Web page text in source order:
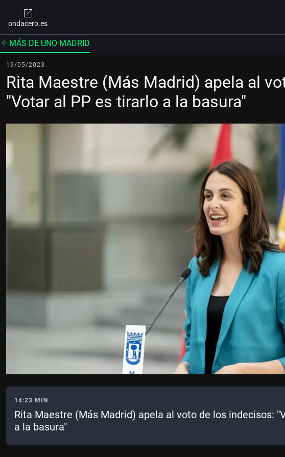
ondacero.es
MÁS DE UNO MADRID
19/05/2023
Rita Maestre (Más Madrid) apela al
"Votar al PP es tirarlo a la basura"
14:23 MIN
Rita Maestre (Más Madrid) apela al voto de los indecisos:
a la basura"